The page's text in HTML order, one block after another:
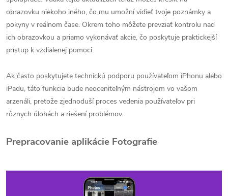
obrazovku niekoho iného, čo mu umožní vidieť tvoje poznámky a
pokyny v reálnom čase. Okrem toho môžete prevziať kontrolu nad
ich obrazovkou a priamo vykonávať akcie, čo poskytuje praktickejší
prístup k vzdialenej pomoci.
Ak často poskytujete technickú podporu používateľom iPhonu alebo
iPadu, táto funkcia bude neoceniteľným nástrojom vo vašom
arzenáli, pretože zjednoduší proces vedenia používateľov pri
rôznych úlohách a riešení problémov.
Prepracovanie aplikácie Fotografie